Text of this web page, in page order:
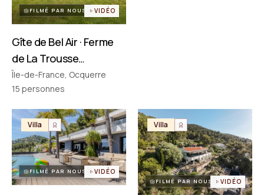
FILMÉ PAR NOUS VIDÉO
Gîte de Bel Air · Ferme
de La Trousse
(Ocquerre)
Île-de-France, Ocquerre
15 personnes
Villa
FILMÉ PAR NOUS VIDÉO
Villa
FILMÉ PAR NOUS VIDÉO